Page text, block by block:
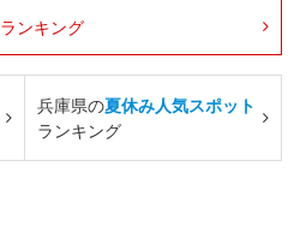
ランキング
兵庫県の夏休み人気スポット
ランキング